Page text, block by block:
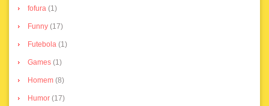
fofura (1)
Funny (17)
Futebola (1)
Games (1)
Homem (8)
Humor (17)